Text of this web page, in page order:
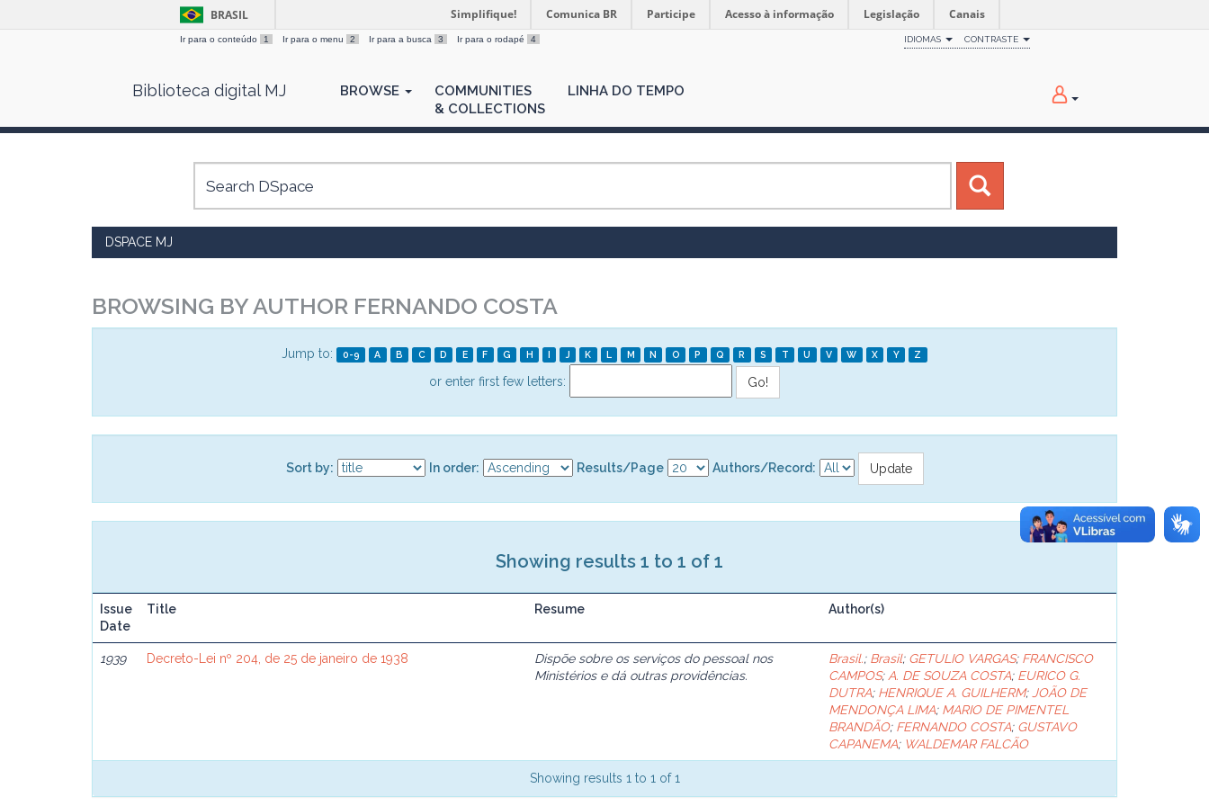
BRASIL Simplifique! Comunica BR Participe Acesso à informação Legislação Canais
Ir para o conteúdo 1 Ir para o menu 2 Ir para a busca 3 Ir para o rodapé 4 IDIOMAS CONTRASTE
Biblioteca digital MJ BROWSE
COMMUNITIES
& COLLECTIONS
LINHA DO TEMPO
DSPACE MJ
BROWSING BY AUTHOR FERNANDO COSTA
Jump to: 0-9 A B C D E F G H I J K L M N O P Q R S T U V W X Y Z
or enter first few letters:
Sort by: In order: Results/Page Authors/Record:
Showing results 1 to 1 of 1
Issue
Date
Title Resume Author(s)
1939 Decreto-Lei nº 204, de 25 de janeiro de 1938
Dispõe sobre os serviços do pessoal nos
Ministérios e dá outras providências.
Brasil.; Brasil; GETULIO VARGAS; FRANCISCO
CAMPOS; A. DE SOUZA COSTA; EURICO G.
DUTRA; HENRIQUE A. GUILHERM; JOÃO DE
MENDONÇA LIMA; MARIO DE PIMENTEL
BRANDÃO; FERNANDO COSTA; GUSTAVO
CAPANEMA; WALDEMAR FALCÃO
Showing results 1 to 1 of 1